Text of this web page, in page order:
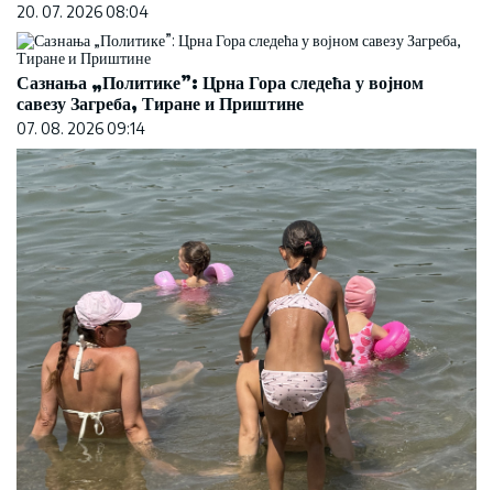
20. 07. 2026 08:04
Сазнања „Политике”: Црна Гора следећа у војном
савезу Загреба, Тиране и Приштине
07. 08. 2026 09:14